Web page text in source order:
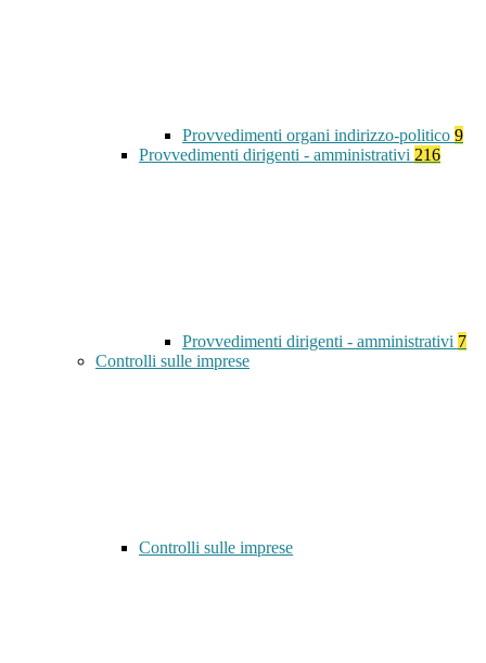
Provvedimenti organi indirizzo-politico 9
Provvedimenti dirigenti - amministrativi 216
Provvedimenti dirigenti - amministrativi 7
Controlli sulle imprese
Controlli sulle imprese